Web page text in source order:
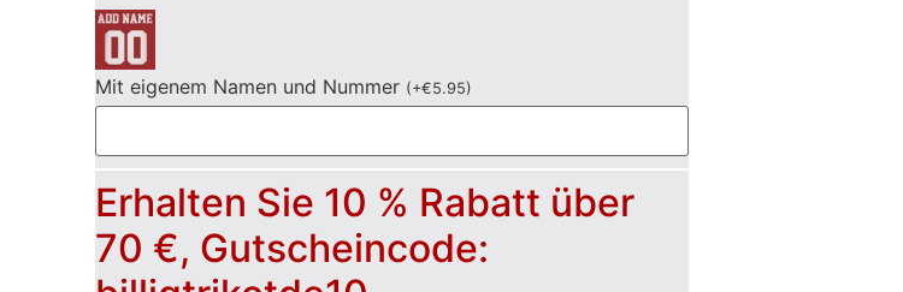
Mit eigenem Namen und Nummer (+€5.95)
Erhalten Sie 10 % Rabatt über
70 €, Gutscheincode: